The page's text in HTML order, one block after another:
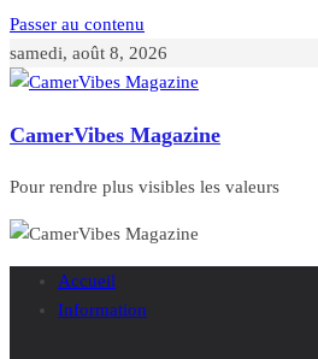
Passer au contenu
samedi, août 8, 2026
CamerVibes Magazine
Pour rendre plus visibles les valeurs
Accueil
Information